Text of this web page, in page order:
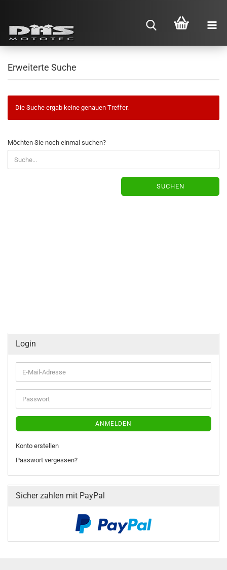
Erweiterte Suche
Die Suche ergab keine genauen Treffer.
MÖCHTEN
SIE
NOCH
EINMAL
Möchten Sie noch einmal suchen?
SUCHEN
Login
E-
Mail-
Adresse
Passwort
ANMELDEN
Konto erstellen
Passwort vergessen?
Sicher zahlen mit PayPal